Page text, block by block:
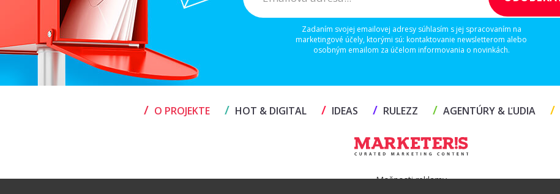
Zadaním svojej emailovej adresy súhlasím s jej spracovaním na
marketingové účely, ktorými sú: kontaktovanie newsletterom alebo
osobným emailom za účelom informovania o novinkách.
/ O PROJEKTE / HOT & DIGITAL / IDEAS / RULEZZ / AGENTÚRY & ĽUDIA /
Možnosti reklamy